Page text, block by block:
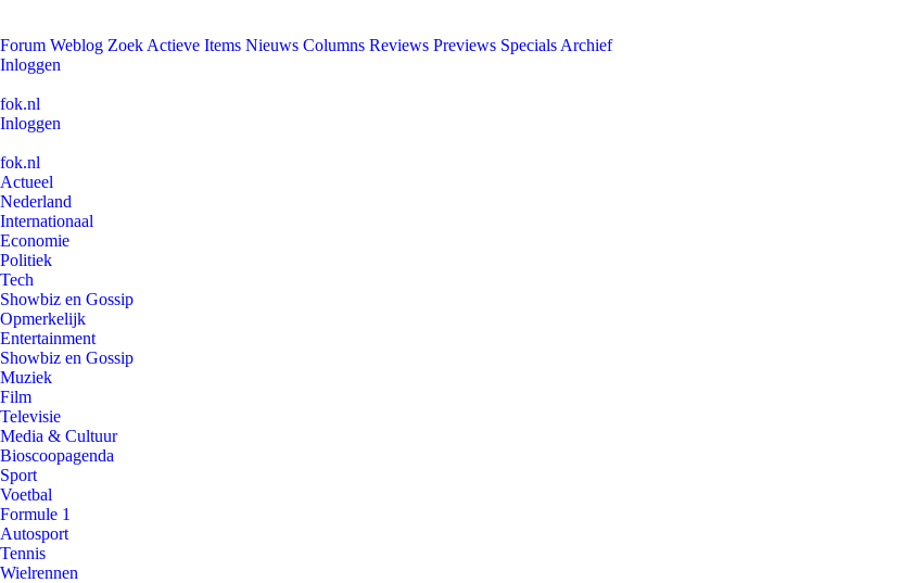
Forum Weblog Zoek Actieve Items Nieuws Columns Reviews Previews Specials Archief
Inloggen
fok.nl
Inloggen
fok.nl
Actueel
Nederland
Internationaal
Economie
Politiek
Tech
Showbiz en Gossip
Opmerkelijk
Entertainment
Showbiz en Gossip
Muziek
Film
Televisie
Media & Cultuur
Bioscoopagenda
Sport
Voetbal
Formule 1
Autosport
Tennis
Wielrennen